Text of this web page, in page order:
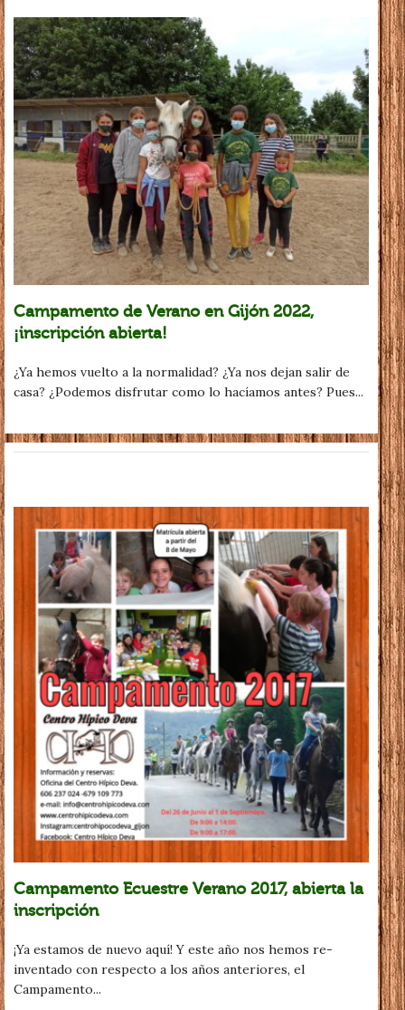
Campamento de Verano en Gijón 2022,
¡inscripción abierta!
¿Ya hemos vuelto a la normalidad? ¿Ya nos dejan salir de
casa? ¿Podemos disfrutar como lo hacíamos antes? Pues...
Campamento Ecuestre Verano 2017, abierta la
inscripción
¡Ya estamos de nuevo aquí! Y este año nos hemos re-
inventado con respecto a los años anteriores, el
Campamento...